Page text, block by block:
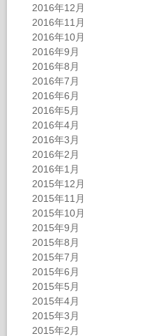
2016年12月
2016年11月
2016年10月
2016年9月
2016年8月
2016年7月
2016年6月
2016年5月
2016年4月
2016年3月
2016年2月
2016年1月
2015年12月
2015年11月
2015年10月
2015年9月
2015年8月
2015年7月
2015年6月
2015年5月
2015年4月
2015年3月
2015年2月